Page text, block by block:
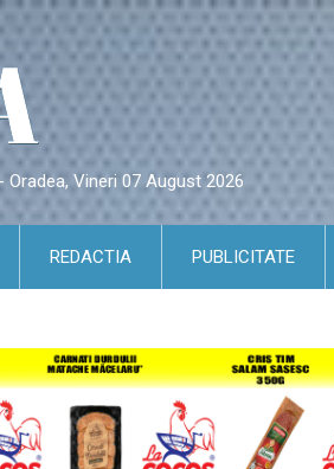
Vineri 07 August 2026
REDACTIA PUBLICITATE